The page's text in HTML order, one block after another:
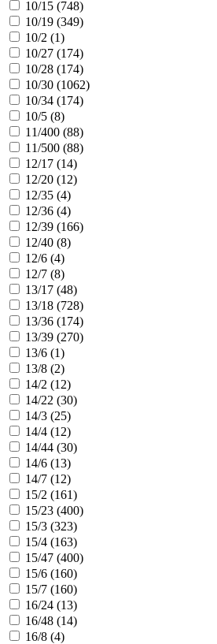
10/15 (748)
10/19 (349)
10/2 (1)
10/27 (174)
10/28 (174)
10/30 (1062)
10/34 (174)
10/5 (8)
11/400 (88)
11/500 (88)
12/17 (14)
12/20 (12)
12/35 (4)
12/36 (4)
12/39 (166)
12/40 (8)
12/6 (4)
12/7 (8)
13/17 (48)
13/18 (728)
13/36 (174)
13/39 (270)
13/6 (1)
13/8 (2)
14/2 (12)
14/22 (30)
14/3 (25)
14/4 (12)
14/44 (30)
14/6 (13)
14/7 (12)
15/2 (161)
15/23 (400)
15/3 (323)
15/4 (163)
15/47 (400)
15/6 (160)
15/7 (160)
16/24 (13)
16/48 (14)
16/8 (4)